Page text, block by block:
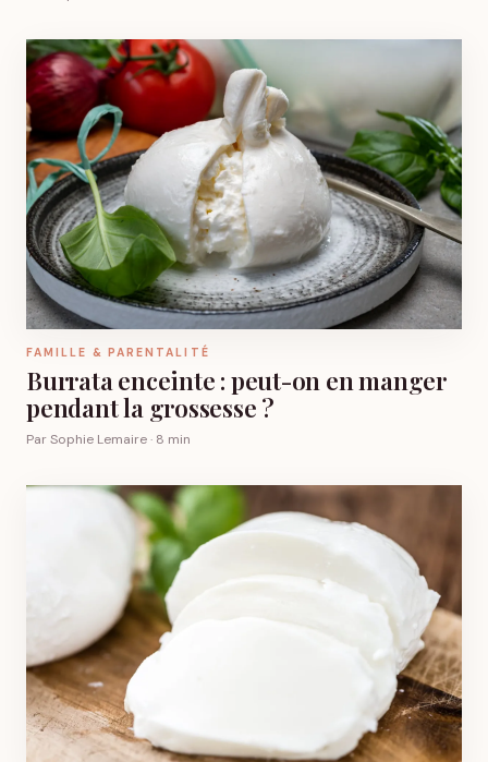
FAMILLE & PARENTALITÉ
Burrata enceinte : peut-on en manger
pendant la grossesse ?
Par Sophie Lemaire · 8 min